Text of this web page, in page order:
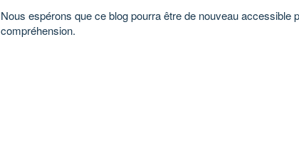
Nous espérons que ce blog pourra être de nouveau accessible
compréhension.